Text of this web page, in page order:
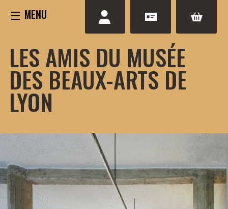
LES AMIS DU MUSÉE
DES BEAUX-ARTS DE
LYON